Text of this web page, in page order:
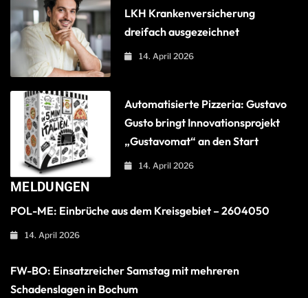
LKH Krankenversicherung
dreifach ausgezeichnet
14. April 2026
Automatisierte Pizzeria: Gustavo
Gusto bringt Innovationsprojekt
„Gustavomat“ an den Start
14. April 2026
MELDUNGEN
POL-ME: Einbrüche aus dem Kreisgebiet – 2604050
14. April 2026
FW-BO: Einsatzreicher Samstag mit mehreren
Schadenslagen in Bochum